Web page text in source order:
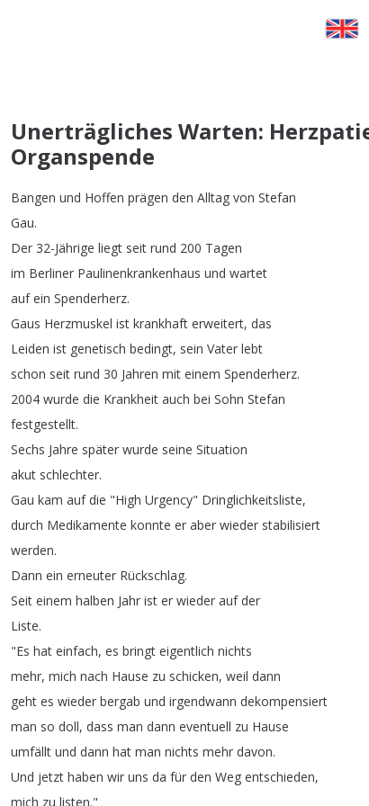
Unerträgliches Warten:
Organspende
Bangen und Hoffen prägen den Alltag von Stefan
Gau.
Der 32-Jährige liegt seit rund 200 Tagen
im Berliner Paulinenkrankenhaus und wartet
auf ein Spenderherz.
Gaus Herzmuskel ist krankhaft erweitert, das
Leiden ist genetisch bedingt, sein Vater lebt
schon seit rund 30 Jahren mit einem Spenderherz.
2004 wurde die Krankheit auch bei Sohn Stefan
festgestellt.
Sechs Jahre später wurde seine Situation
akut schlechter.
Gau kam auf die "High Urgency" Dringlichkeitsliste,
durch Medikamente konnte er aber wieder stabilisiert
werden.
Dann ein erneuter Rückschlag.
Seit einem halben Jahr ist er wieder auf der
Liste.
"Es hat einfach, es bringt eigentlich nichts
mehr, mich nach Hause zu schicken, weil dann
geht es wieder bergab und irgendwann dekompensiert
man so doll, dass man dann eventuell zu Hause
umfällt und dann hat man nichts mehr davon.
Und jetzt haben wir uns da für den Weg entschieden,
mich zu listen."